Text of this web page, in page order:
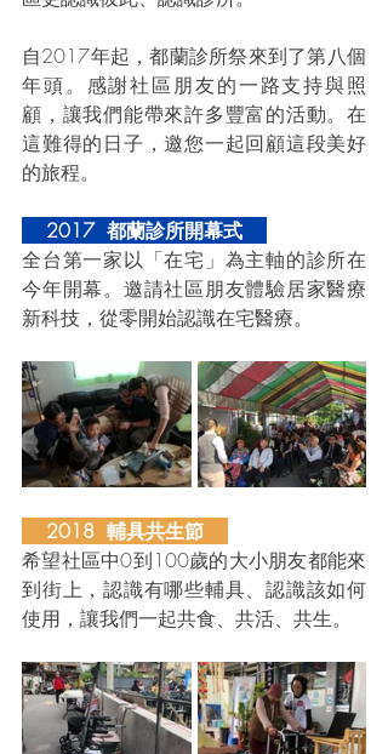
自2017年起，都蘭診所祭來到了第八個
年頭。感謝社區朋友的一路支持與照
顧，讓我們能帶來許多豐富的活動。在
這難得的日子，邀您一起回顧這段美好
的旅程。
    2017  都蘭診所開幕式
全台第一家以「在宅」為主軸的診所在
今年開幕。邀請社區朋友體驗居家醫療
新科技，從零開始認識在宅醫療。
2018  輔具共生節
希望社區中0到100歲的大小朋友都能來
到街上，認識有哪些輔具、認識該如何
使用，讓我們一起共食、共活、共生。